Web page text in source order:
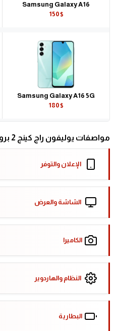
Samsung Galaxy A16
150$
Samsung Galaxy A16 5G
180$
مواصفات يوليفون راج كينج 2 برو التفصيلية
الإعلان والتوفر
الشاشة والعرض
الكاميرا
النظام والهاردوير
البطارية